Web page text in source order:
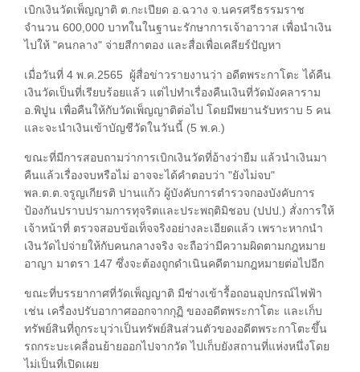
เบิกเงินวัดเพ็ญญาติ ต.กะเปียด อ.ฉวาง จ.นครศรีธรรมราช
จำนวน 600,000 บาทในในฐานะรักษาการเจ้าอาวาส เพื่อนำเงิน
ไปให้ "คนกลาง" จ่ายสีกาตอง และสื่อเพื่อเคลียร์ปัญหา
เมื่อวันที่ 4 พ.ค.2565 ผู้สื่อข่าวรายงานว่า อดีตพระกาโตะ ได้คืน
เงินวัดเป็นที่เรียบร้อยแล้ว แต่ไปทำเรื่องคืนเงินที่วัดมังคลาราม
อ.พิปูน เพื่อคืนให้กับวัดเพ็ญญาติต่อไป โดยมีพยานรับทราบ 5 คน
และจะนำเงินเข้าบัญชีวัดในวันนี้ (5 พ.ค.)
ขณะที่มีการสอบถามว่าการเบิกเงินวัดที่อ้างว่ายืม แล้วนำเงินมา
คืนแล้วเรื่องจบหรือไม่ อาจจะได้คำตอบว่า "ยังไม่จบ"
พล.ต.ต.จรูญเกียรติ ปานแก้ว ผู้บังคับการตำรวจกองบังคับการ
ป้องกันปราบปรามการทุจริตและประพฤติมิชอบ (ปปป.) สั่งการให้
เจ้าหน้าที่ ตรวจสอบข้อเท็จจริงอย่างละเอียดแล้ว เพราะหากนำ
เงินวัดไปจ่ายให้กับคนกลางจริง จะถือว่ามีความผิดตามกฎหมาย
อาญา มาตรา 147 ซึ่งจะต้องถูกดำเนินคดีตามกฎหมายต่อไปอีก
ขณะที่บรรยากาศที่วัดเพ็ญญาติ มีช่างเข้ารื้อถอนอุปกรณ์ไฟฟ้า
เช่น เครื่องปรับอากาศออกจากกุฏิ ของอดีตพระกาโตะ และเก็บ
ทรัพย์สินที่ถูกระบุว่าเป็นทรัพย์สินส่วนตัวของอดีตพระกาโตะขึ้น
รถกระบะเคลื่อนย้ายออกไปจากวัด ไปเก็บยังสถานที่แห่งหนึ่งโดย
ไม่เป็นที่เปิดเผย